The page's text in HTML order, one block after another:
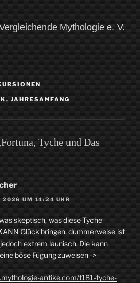
Mythologie e. V.
, JAHRESANFANG
Tyche und Das
2026 UM 14:24 UHR
skeptisch, was diese Tyche
Glück bringen, dummerweise ist
extrem launisch. Die kann
böse Fügung zuweisen ->
antike.com/t181-tyche-